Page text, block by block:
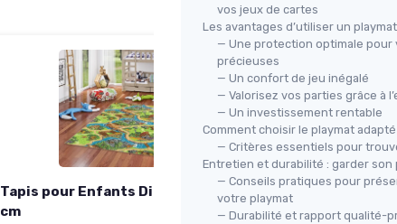
Tapis pour Enfants Dinos 80x160
cm
Tapis de Jeu
Village
＋
différents
vos jeux de cartes
Les avantages d’utiliser un
— Une protection optimale pour
précieuses
— Un confort de jeu inégalé
— Valorisez vos parties grâce à
— Un investissement rentable
Comment choisir le playmat
— Critères essentiels pour
Entretien et durabilité : garder son
— Conseils pratiques pour
votre playmat
— Durabilité et rapport qualité-